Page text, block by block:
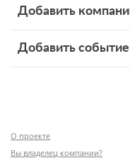
Добавить
Добавить событие
О проекте
Вы владелец компании?